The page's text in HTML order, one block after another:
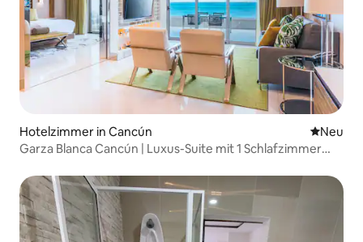
Hotelzimmer in Cancún Neue
Neu
Garza Blanca Cancún | Luxus-Suite mit 1 Schlafzimmer